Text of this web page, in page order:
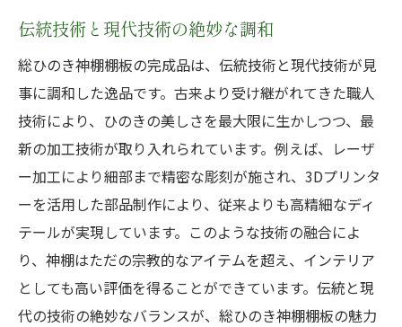
空間全体を引き立てる美しい配置
格調高い空間を創出する秘訣
神棚の設置で迎える新たな日常
精巧なディテールが光る総ひのき神棚棚板完成
品の秘密
細部までこだわり抜かれた職人技
ひのきの持つ特性を最大限に活かす加工法
微細な彫刻が生む特別な存在感
熟練の技術が支える高品質
神棚板に込められた職人の思い
伝統技術と現代技術の絶妙な調和
総ひのき神棚棚板の完成品は、伝統技術と現代技術が見
事に調和した逸品です。古来より受け継がれてきた職人
技術により、ひのきの美しさを最大限に生かしつつ、最
新の加工技術が取り入れられています。例えば、レーザ
ー加工により細部まで精密な彫刻が施され、3Dプリンタ
ーを活用した部品制作により、従来よりも高精細なディ
テールが実現しています。このような技術の融合によ
り、神棚はただの宗教的なアイテムを超え、インテリア
としても高い評価を得ることができています。伝統と現
代の技術の絶妙なバランスが、総ひのき神棚棚板の魅力